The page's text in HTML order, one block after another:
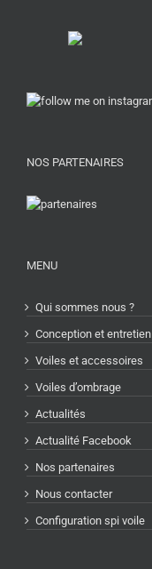
NOS PARTENAIRES
MENU
Qui sommes nous ?
Conception et entretien
Voiles et accessoires
Voiles d’ombrage
Actualités
Actualité Facebook
Nos partenaires
Nous contacter
Configuration spi voile